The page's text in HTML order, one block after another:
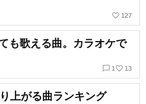
favorite_border 127
も歌える曲。カラオケで
chat_bubble_outline 1 favorite_border 13
上がる曲ランキング